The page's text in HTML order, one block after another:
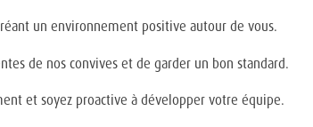
un environnement positive autour de vous.
de nos convives et de garder un bon standard.
et soyez proactive à développer votre équipe.